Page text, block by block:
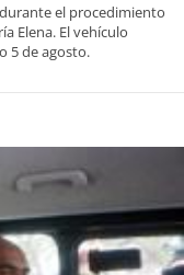
el procedimiento
Elena. El vehículo
5 de agosto.